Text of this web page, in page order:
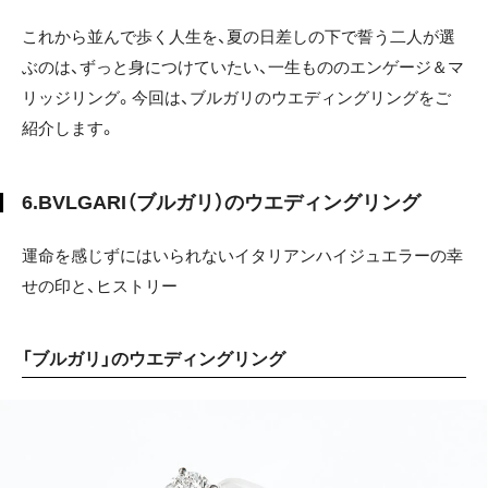
これから並んで歩く人生を、夏の日差しの下で誓う二人が選
ぶのは、ずっと身につけていたい、一生もののエンゲージ＆マ
リッジリング。今回は、ブルガリのウエディングリングをご
紹介します。
6.BVLGARI（ブルガリ）のウエディングリング
運命を感じずにはいられないイタリアンハイジュエラーの幸
せの印と、ヒストリー
「ブルガリ」のウエディングリング